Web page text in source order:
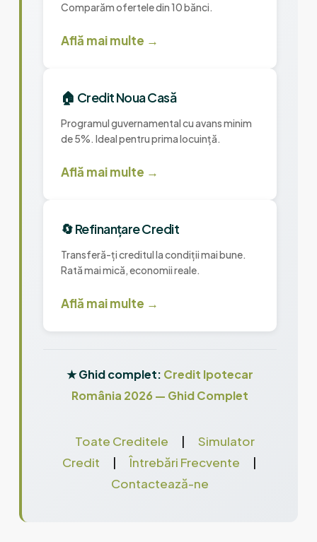
Comparăm ofertele din 10 bănci.
Află mai multe →
🏠 Credit Noua Casă
Programul guvernamental cu avans minim
de 5%. Ideal pentru prima locuință.
Află mai multe →
🔄 Refinanțare Credit
Transferă-ți creditul la condiții mai bune.
Rată mai mică, economii reale.
Află mai multe →
★ Ghid complet: Credit Ipotecar
România 2026 — Ghid Complet
Toate Creditele |
Simulator
Credit
| Întrebări Frecvente
|
Contactează-ne